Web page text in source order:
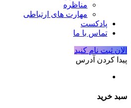
مناظره
مهارت های ارتباطی
پادکست
تماس با ما
الان ثبت نام کنید
پیدا کردن آدرس
سبد خرید